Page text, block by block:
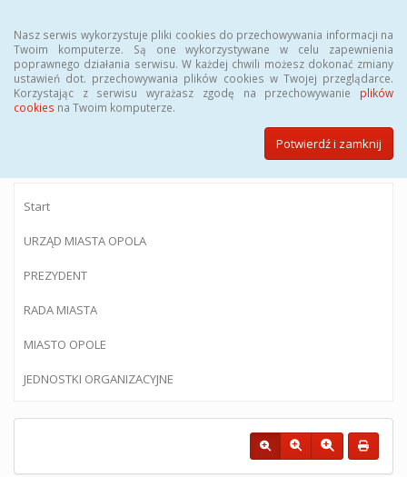
Nasz serwis wykorzystuje pliki cookies do przechowywania informacji na
Twoim komputerze. Są one wykorzystywane w celu zapewnienia
poprawnego działania serwisu. W każdej chwili możesz dokonać zmiany
ustawień dot. przechowywania plików cookies w Twojej przeglądarce.
Korzystając z serwisu wyrażasz zgodę na przechowywanie plików
cookies na Twoim komputerze.
Potwierdź i zamknij
BIULETYN INFORMACJI PUBLICZNEJ
Urzędu Miasta Opola
Start
URZĄD MIASTA OPOLA
PREZYDENT
RADA MIASTA
MIASTO OPOLE
JEDNOSTKI ORGANIZACYJNE